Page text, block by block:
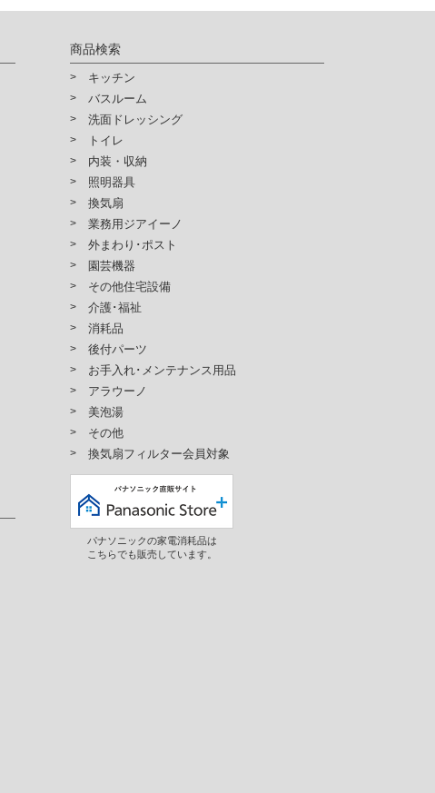
商品検索
キッチン
バスルーム
洗面ドレッシング
トイレ
内装・収納
照明器具
換気扇
業務用ジアイーノ
外まわり･ポスト
園芸機器
その他住宅設備
介護･福祉
消耗品
後付パーツ
お手入れ･メンテナンス用品
アラウーノ
美泡湯
その他
換気扇フィルター会員対象
パナソニックの家電消耗品は
こちらでも販売しています。